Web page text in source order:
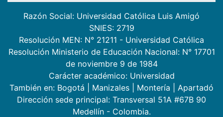
Razón Social: Universidad Católica Luis Amigó
SNIES: 2719
Resolución MEN: N° 21211 - Universidad Católica
Resolución Ministerio de Educación Nacional: N° 17701
de noviembre 9 de 1984
Carácter académico: Universidad
También en: Bogotá Manizales Montería
Apartadó
Dirección sede principal: Transversal 51A #67B 90
Medellín - Colombia.